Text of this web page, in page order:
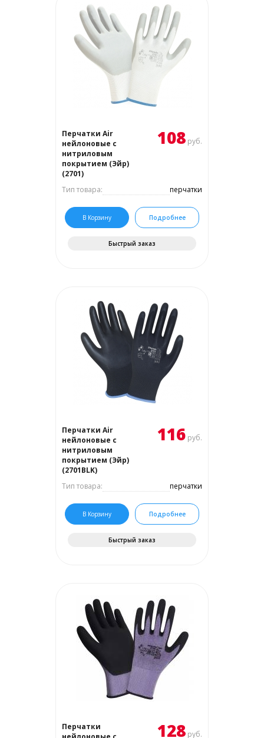
Перчатки Air
нейлоновые с
нитриловым
покрытием (Эйр)
(2701)
108 руб.
Тип товара: перчатки
В Корзину Подробнее
Быстрый заказ
Перчатки Air
нейлоновые с
нитриловым
покрытием (Эйр)
(2701BLK)
116 руб.
Тип товара: перчатки
В Корзину Подробнее
Быстрый заказ
Перчатки
128 руб.